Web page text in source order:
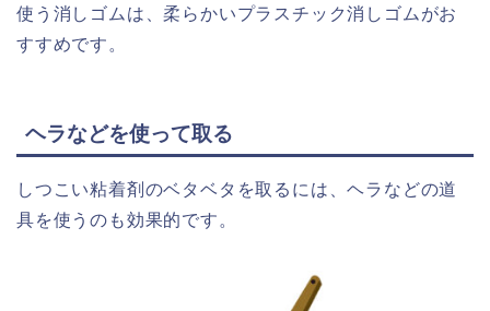
使う消しゴムは、柔らかいプラスチック消しゴムがお
すすめです。
ヘラなどを使って取る
しつこい粘着剤のベタベタを取るには、ヘラなどの道
具を使うのも効果的です。